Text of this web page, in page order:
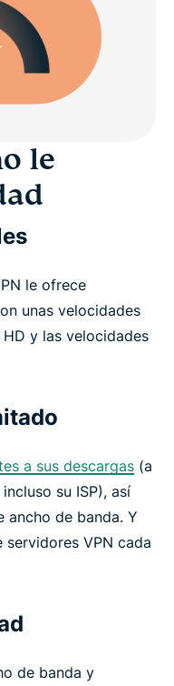
le
le ofrece
unas velocidades
y las velocidades
a sus descargas (a
su ISP), así
ancho de banda. Y
VPN cada
de banda y